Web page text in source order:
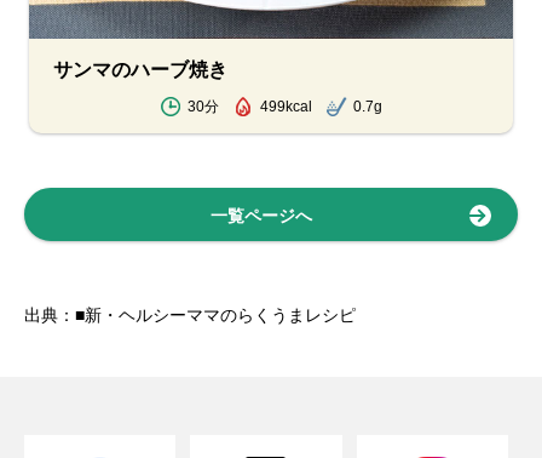
サンマのハーブ焼き
30分 499kcal 0.7g
一覧ページへ
出典：■新・ヘルシーママのらくうまレシピ